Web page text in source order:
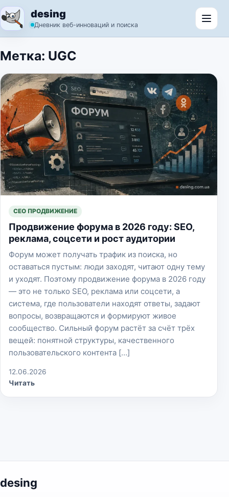
Перейти к содержимому
desing
Дневник веб-инноваций и поиска
Метка: UGC
СЕО ПРОДВИЖЕНИЕ
Продвижение форума в 2026 году: SEO,
реклама, соцсети и рост аудитории
Форум может получать трафик из поиска, но
оставаться пустым: люди заходят, читают одну тему
и уходят. Поэтому продвижение форума в 2026 году
— это не только SEO, реклама или соцсети, а
система, где пользователи находят ответы, задают
вопросы, возвращаются и формируют живое
сообщество. Сильный форум растёт за счёт трёх
вещей: понятной структуры, качественного
пользовательского контента […]
12.06.2026
Читать
desing